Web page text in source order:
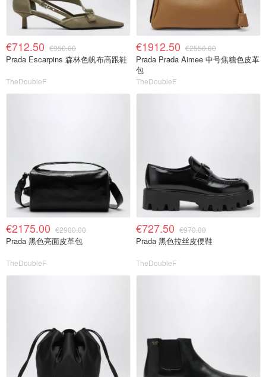
€712.50 €950.00
Prada Escarpins 森林色帆布高跟鞋
TheDoubleF
€1912.50 €2550.00
Prada Prada Aimee 中号焦糖色皮革
包
TheDoubleF
€2175.00 €2900.00
Prada 黑色亮面皮革包
TheDoubleF
€727.50 €970.00
Prada 黑色拉丝皮便鞋
TheDoubleF